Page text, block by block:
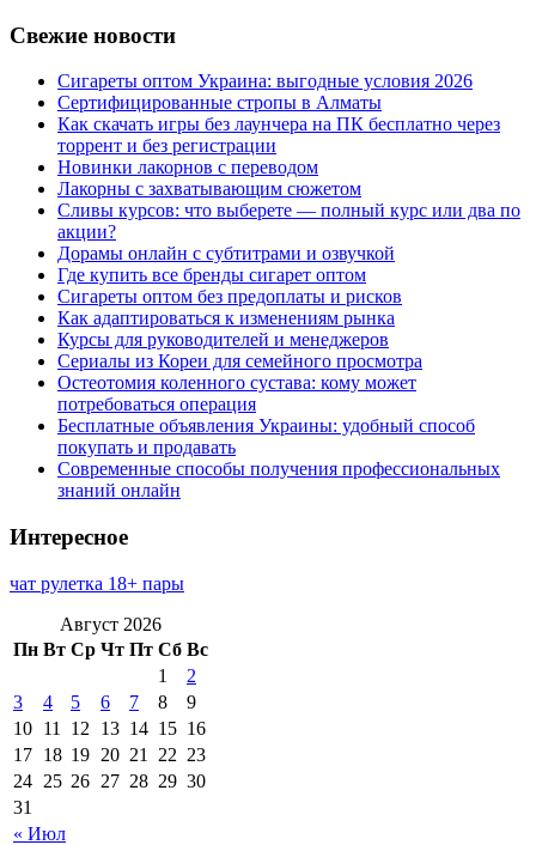
Свежие новости
Сигареты оптом Украина: выгодные условия 2026
Сертифицированные стропы в Алматы
Как скачать игры без лаунчера на ПК бесплатно через
торрент и без регистрации
Новинки лакорнов с переводом
Лакорны с захватывающим сюжетом
Сливы курсов: что выберете — полный курс или два по
акции?
Дорамы онлайн с субтитрами и озвучкой
Где купить все бренды сигарет оптом
Сигареты оптом без предоплаты и рисков
Как адаптироваться к изменениям рынка
Курсы для руководителей и менеджеров
Сериалы из Кореи для семейного просмотра
Остеотомия коленного сустава: кому может
потребоваться операция
Бесплатные объявления Украины: удобный способ
покупать и продавать
Современные способы получения профессиональных
знаний онлайн
Интересное
чат рулетка 18+ пары
Август 2026
Пн Вт Ср Чт Пт Сб Вс
« Июл
1
2
3
4 5 6 7 8
9
10 11 12 13 14 15 16
17 18 19 20 21 22 23
24 25 26 27 28 29 30
31